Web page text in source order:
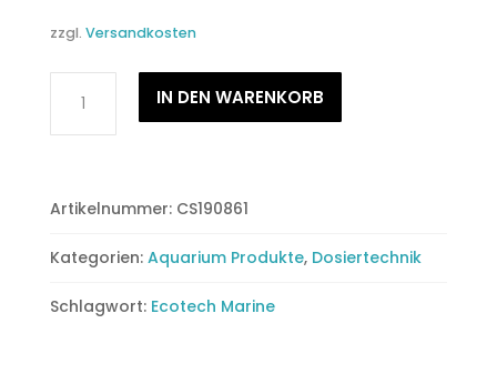
zzgl. Versandkosten
Marine
Versa
Set
Basisstation
IN DEN WARENKORB
Artikelnummer: CS190861
Kategorien: Aquarium Produkte, Dosiertechnik
Schlagwort: Ecotech Marine